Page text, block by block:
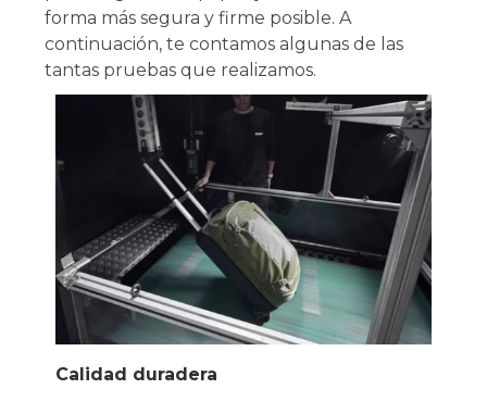
forma más segura y firme posible. A
continuación, te contamos algunas de las
tantas pruebas que realizamos.
Calidad duradera